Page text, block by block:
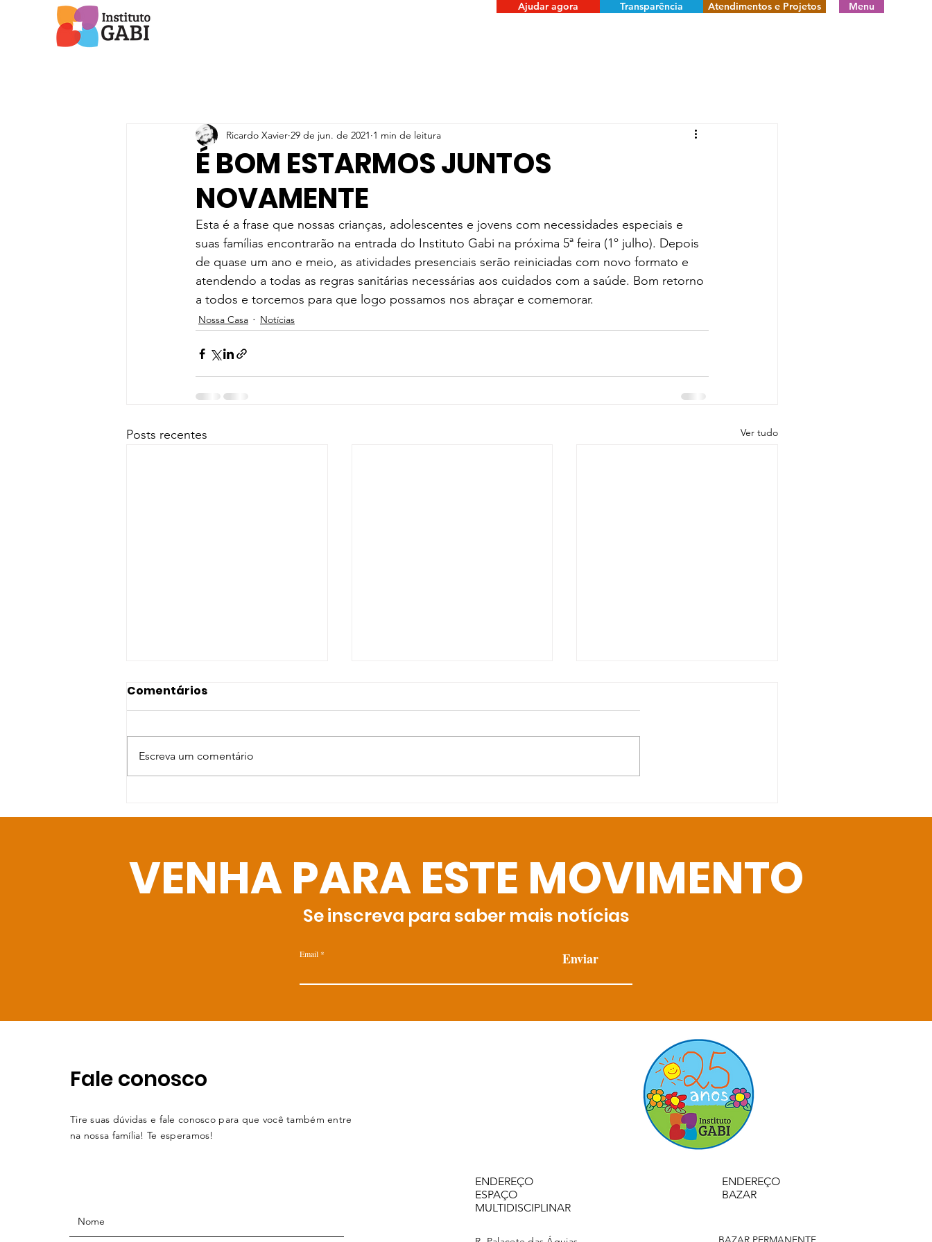
Ajudar agora Transparência Menu
Atendimentos e Projetos
É BOM ESTARMOS JUNTOS
NOVAMENTE
Ricardo Xavier 29 de jun. de 2021 1 min de leitura
Esta é a frase que nossas crianças, adolescentes e jovens com necessidades especiais e
suas famílias encontrarão na entrada do Instituto Gabi na próxima 5ª feira (1º julho). Depois
de quase um ano e meio, as atividades presenciais serão reiniciadas com novo formato e
atendendo a todas as regras sanitárias necessárias aos cuidados com a saúde. Bom retorno
a todos e torcemos para que logo possamos nos abraçar e comemorar.
Nossa Casa Notícias
Posts recentes Ver tudo
chegando!
Comentários
Escreva um comentário
VENHA PARA ESTE MOVIMENTO
Se inscreva para saber mais notícias
Email Enviar
Fale conosco
Tire suas dúvidas e fale conosco para que você também entre
na nossa família! Te esperamos!
ENDEREÇO
ESPAÇO
MULTIDISCIPLINAR
ENDEREÇO
BAZAR